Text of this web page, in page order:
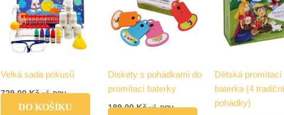
Velká sada pokusů
729,00Kč vč. DPH
DO KOŠÍKU
Diskety s pohádkami do
promítací baterky
189,00Kč vč. DPH
Dětská promítací
baterka (4
pohádky)